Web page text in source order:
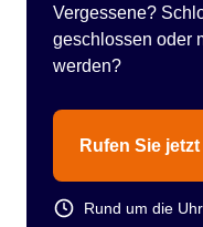
Vergessene?
geschlossen oder
werden?
Rufen Sie jetzt
Rund um die